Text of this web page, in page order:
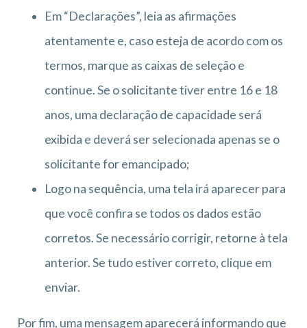
Em “Declarações”, leia as afirmações
atentamente e, caso esteja de acordo com os
termos, marque as caixas de seleção e
continue. Se o solicitante tiver entre 16 e 18
anos, uma declaração de capacidade será
exibida e deverá ser selecionada apenas se o
solicitante for emancipado;
Logo na sequência, uma tela irá aparecer para
que você confira se todos os dados estão
corretos. Se necessário corrigir, retorne à tela
anterior. Se tudo estiver correto, clique em
enviar.
Por fim, uma mensagem aparecerá informando que